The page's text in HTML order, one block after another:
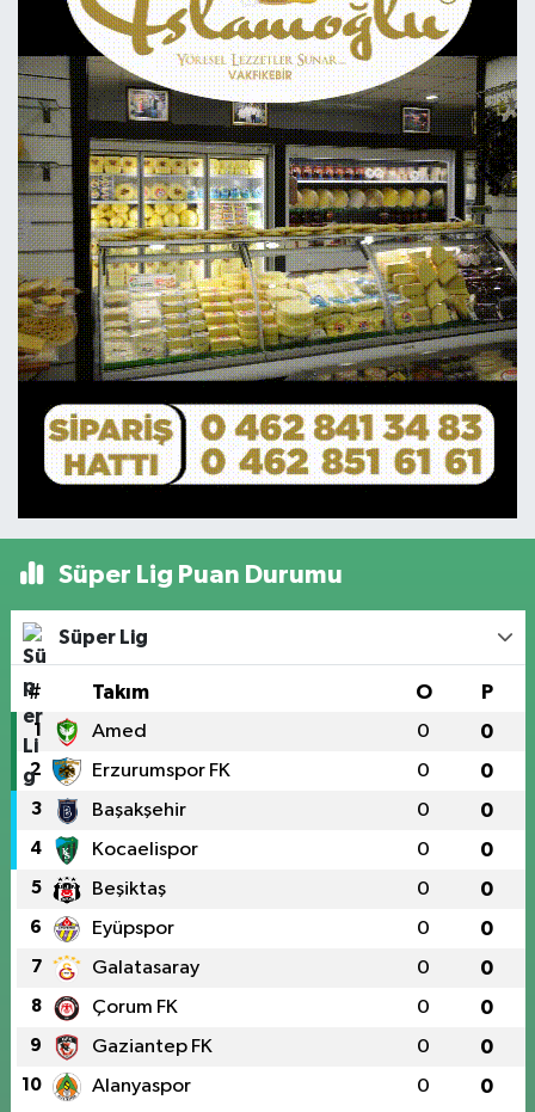
Süper Lig Puan Durumu
Süper Lig
# Takım O P
1 Amed 0 0
2 Erzurumspor FK 0 0
3 Başakşehir 0 0
4 Kocaelispor 0 0
5 Beşiktaş 0 0
6 Eyüpspor 0 0
7 Galatasaray 0 0
8 Çorum FK 0 0
9 Gaziantep FK 0 0
10 Alanyaspor 0 0